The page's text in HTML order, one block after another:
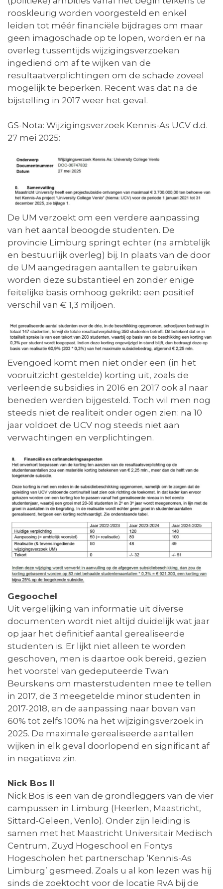
rooskleurig worden voorgesteld en enkel
leiden tot méér financiële bijdrages om maar
geen imagoschade op te lopen, worden er na
overleg tussentijds wijzigingsverzoeken
ingediend om af te wijken van de
resultaatverplichtingen om de schade zoveel
mogelijk te beperken. Recent was dat na de
bijstelling in 2017 weer het geval.
GS-Nota: Wijzigingsverzoek Kennis-As UCV d.d.
27 mei 2025:
De UM verzoekt om een verdere aanpassing
van het aantal beoogde studenten. De
provincie Limburg springt echter (na ambtelijk
en bestuurlijk overleg) bij. In plaats van de door
de UM aangedragen aantallen te gebruiken
worden deze substantieel en zonder enige
feitelijke basis omhoog gekrikt: een positief
verschil van € 1,3 miljoen.
Evengoed komt men niet onder een (in het
vooruitzicht gestelde) korting uit, zoals de
verleende subsidies in 2016 en 2017 ook al naar
beneden werden bijgesteld. Toch wil men nog
steeds niet de realiteit onder ogen zien: na 10
jaar voldoet de UCV nog steeds niet aan
verwachtingen en verplichtingen.
Gegoochel
Uit vergelijking van informatie uit diverse
documenten wordt niet altijd duidelijk wat jaar
op jaar het definitief aantal gerealiseerde
studenten is. Er lijkt niet alleen te worden
geschoven, men is daartoe ook bereid, gezien
het voorstel van gedeputeerde Twan
Beurskens om masterstudenten mee te tellen
in 2017, de 3 meegetelde minor studenten in
2017-2018, en de aanpassing naar boven van
60% tot zelfs 100% na het wijzigingsverzoek in
2025. De maximale gerealiseerde aantallen
wijken in elk geval doorlopend en significant af
in negatieve zin.
Nick Bos II
Nick Bos is een van de grondleggers van de vier
campussen in Limburg (Heerlen, Maastricht,
Sittard-Geleen, Venlo). Onder zijn leiding is
samen met het Maastricht Universitair Medisch
Centrum, Zuyd Hogeschool en Fontys
Hogescholen het partnerschap ‘Kennis-As
Limburg’ gesmeed. Zoals u al kon lezen was hij
sinds de zoektocht voor de locatie RvA bij de